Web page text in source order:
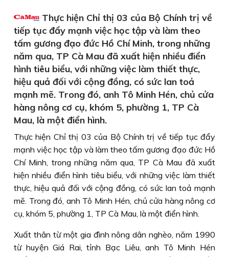
Thực hiện Chỉ thị 03 của Bộ Chính trị về
tiếp tục đẩy mạnh việc học tập và làm theo
tấm gương đạo đức Hồ Chí Minh, trong những
năm qua, TP Cà Mau đã xuất hiện nhiều điển
hình tiêu biểu, với những việc làm thiết thực,
hiệu quả đối với cộng đồng, có sức lan toả
mạnh mẽ. Trong đó, anh Tô Minh Hén, chủ cửa
hàng nông cơ cụ, khóm 5, phường 1, TP Cà
Mau, là một điển hình.
Thực hiện Chỉ thị 03 của Bộ Chính trị về tiếp tục đẩy
mạnh việc học tập và làm theo tấm gương đạo đức Hồ
Chí Minh, trong những năm qua, TP Cà Mau đã xuất
hiện nhiều điển hình tiêu biểu, với những việc làm thiết
thực, hiệu quả đối với cộng đồng, có sức lan toả mạnh
mẽ. Trong đó, anh Tô Minh Hén, chủ cửa hàng nông cơ
cụ, khóm 5, phường 1, TP Cà Mau, là một điển hình.
Xuất thân từ một gia đình nông dân nghèo, năm 1990
từ huyện Giá Rai, tỉnh Bạc Liêu, anh Tô Minh Hén